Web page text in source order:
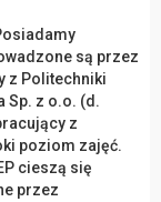
są przez
z Politechniki
Sp. z o.o. (d.
z
poziom zajęć.
cieszą się
przez